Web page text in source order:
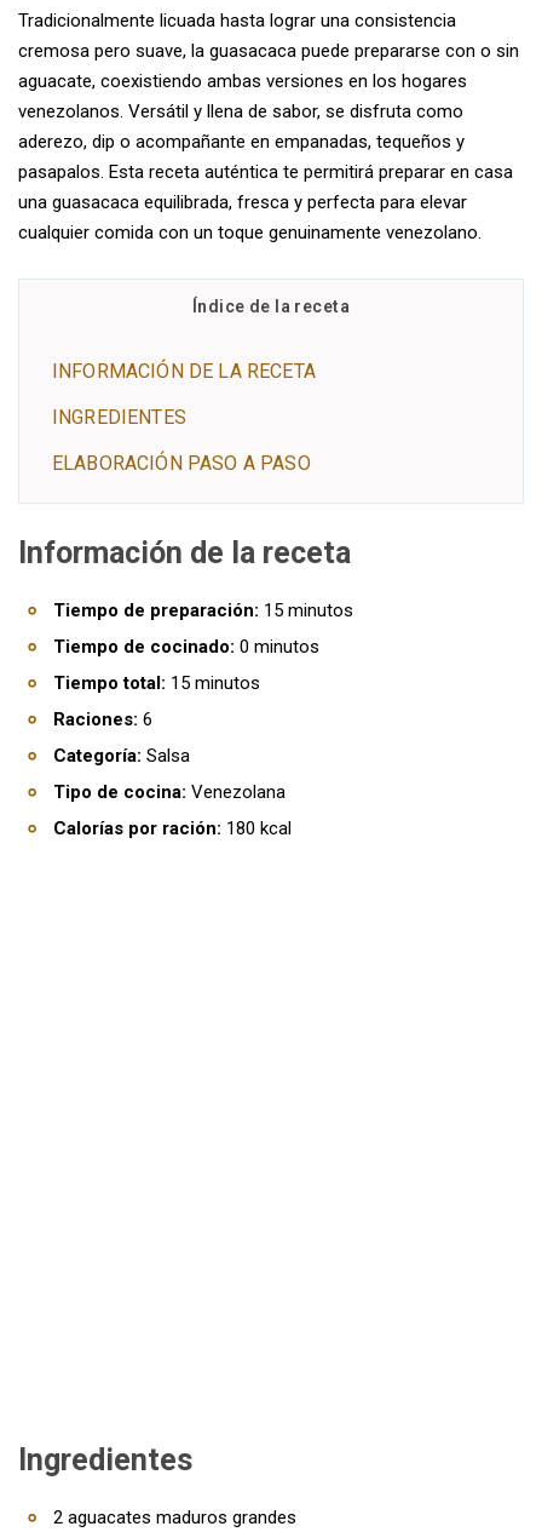
Tradicionalmente licuada hasta lograr una consistencia
cremosa pero suave, la guasacaca puede prepararse con o sin
aguacate, coexistiendo ambas versiones en los hogares
venezolanos. Versátil y llena de sabor, se disfruta como
aderezo, dip o acompañante en empanadas, tequeños y
pasapalos. Esta receta auténtica te permitirá preparar en casa
una guasacaca equilibrada, fresca y perfecta para elevar
cualquier comida con un toque genuinamente venezolano.
Índice de la receta
INFORMACIÓN DE LA RECETA
INGREDIENTES
ELABORACIÓN PASO A PASO
Información de la receta
Tiempo de preparación: 15 minutos
Tiempo de cocinado: 0 minutos
Tiempo total: 15 minutos
Raciones: 6
Categoría: Salsa
Tipo de cocina: Venezolana
Calorías por ración: 180 kcal
Ingredientes
2 aguacates maduros grandes